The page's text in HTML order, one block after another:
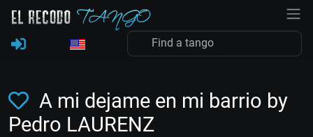
A mi dejame en mi barrio by
Pedro LAURENZ